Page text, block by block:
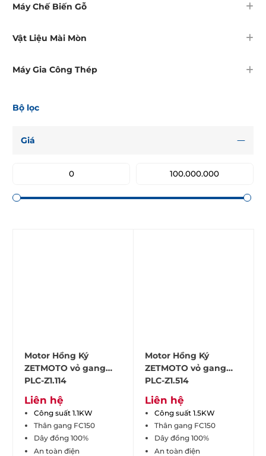
Máy Chế Biến Gỗ
Vật Liệu Mài Mòn
Máy Gia Công Thép
Bộ lọc
Giá
Motor Hồng Ký
ZETMOTO vỏ gang
PLC-Z1.114
Liên hệ
Công suất 1.1KW
Thân gang FC150
Dây đồng 100%
An toàn điện
Motor Hồng Ký
ZETMOTO vỏ gang
PLC-Z1.514
Liên hệ
Công suất 1.5KW
Thân gang FC150
Dây đồng 100%
An toàn điện